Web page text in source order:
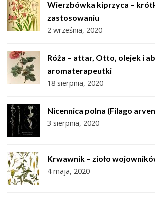
Wierzbówka kiprzyca –
zastosowaniu
2 września, 2020
Róża – attar, Otto, olejek i
aromaterapeutki
18 sierpnia, 2020
Nicennica polna (Filago
3 sierpnia, 2020
Krwawnik – zioło
4 maja, 2020